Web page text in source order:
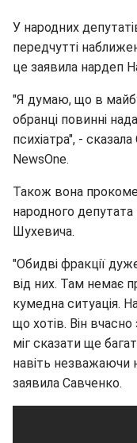
У народних
передчутті
це заявила нардеп
"Я думаю, що в
обранці повинні
психіатра", -
NewsOne.
Також вона
народного депутата
Шухевича.
"Обидві фракції
від них. Там немає
кумедна ситуація.
що хотів. Він
міг сказати ще
навіть незважаючи
заявила Савченко.